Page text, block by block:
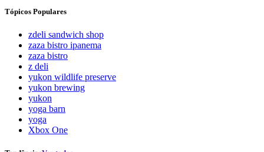
Tópicos Populares
zdeli sandwich shop
zaza bistro ipanema
zaza bistro
z deli
yukon wildlife preserve
yukon brewing
yukon
yoga barn
yoga
Xbox One